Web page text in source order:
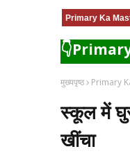
Primary Ka
मुख्यपृष्ठ Primary
स्कूल में
खींचा